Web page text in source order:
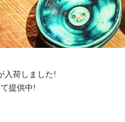
入荷しました!
提供中!